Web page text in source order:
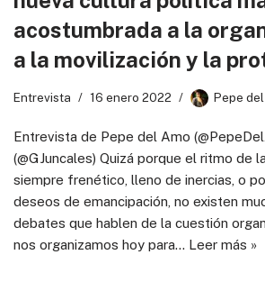
acostumbrada a la
a la movilización y la
Entrevista 16 enero 2022 Pepe
Entrevista de Pepe del Amo
(@GJuncales) Quizá porque el ritmo de
siempre frenético, lleno de inercias, o
deseos de emancipación, no existen
debates que hablen de la cuestión
nos organizamos hoy para… Leer más »